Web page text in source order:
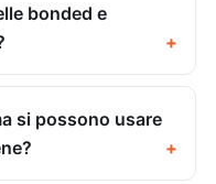
bonded e
si possono usare